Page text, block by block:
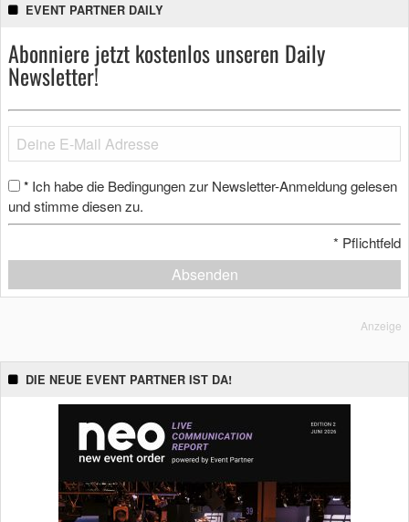
EVENT PARTNER DAILY
Abonniere jetzt kostenlos unseren Daily
Newsletter!
* Ich habe die Bedingungen zur Newsletter-Anmeldung gelesen
und stimme diesen zu.
* Pflichtfeld
Absenden
Anzeige
DIE NEUE EVENT PARTNER IST DA!